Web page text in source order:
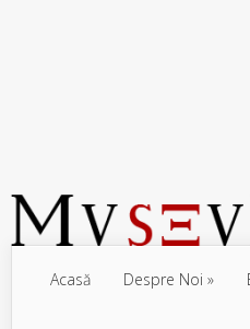
Acasă Despre Noi